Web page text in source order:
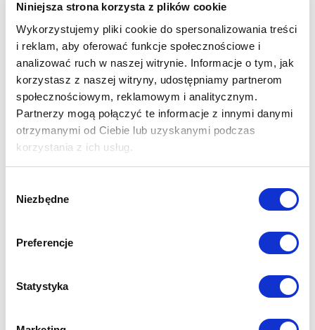
Niniejsza strona korzysta z plików cookie
Wykorzystujemy pliki cookie do spersonalizowania treści
i reklam, aby oferować funkcje społecznościowe i
analizować ruch w naszej witrynie. Informacje o tym, jak
korzystasz z naszej witryny, udostępniamy partnerom
społecznościowym, reklamowym i analitycznym.
Partnerzy mogą połączyć te informacje z innymi danymi
otrzymanymi od Ciebie lub uzyskanymi podczas
korzystania z ich usług.
zgody
Niezbędne
Preferencje
Statystyka
uiszczenia opłaty za dany etap.
Odbiór mieszkanianastępuje po
zakończeniu prac budowlanych w lokalu
który jest przedmiotem umowy, deweloper
zawiadamia każdego z Klientów o gotowości
do przekazania lokalu. Termin odbioru
ustalany jest z każdym z klientów
indywidualnie.
Przeniesienie własności
zakupu mieszkania. Jest to umowa zawarta
w wymaganej formie aktu notarialnego,
przenosząca prawo własności Lokalu wraz z
garaż , itp. na Klienta. Zawierana jest
użytkowanie . terminie zawarcia ustalany jest
z Klientem w zgodzie z zapisami zawartymi w